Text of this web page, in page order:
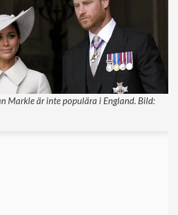
Markle är inte populära i England. Bild: